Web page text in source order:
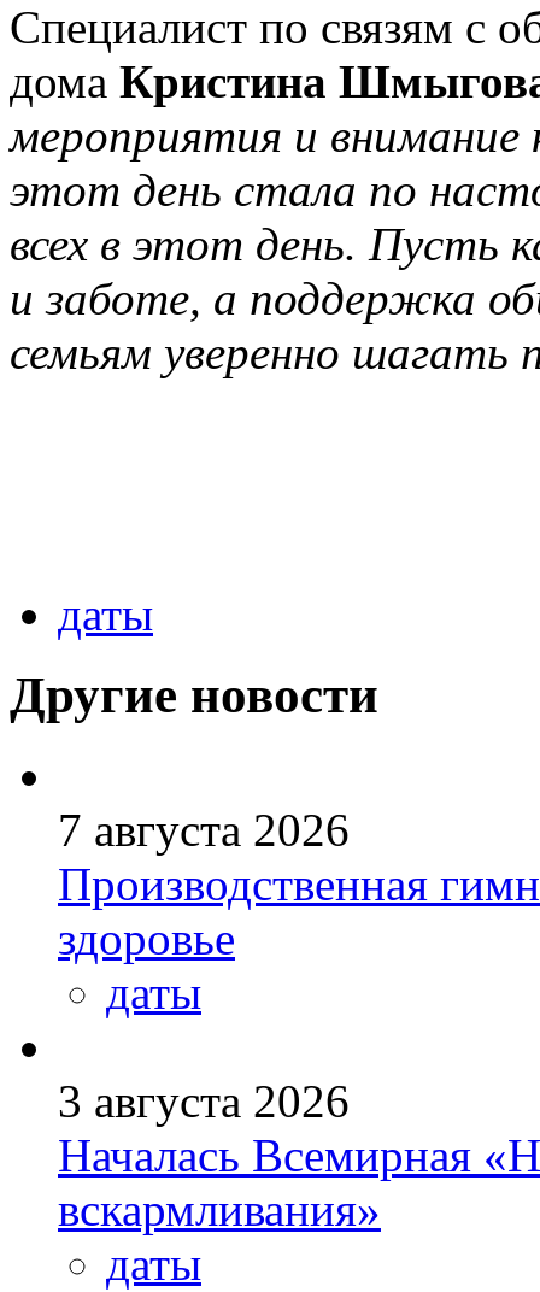
Специалист по связям с
дома Кристина
мероприятия и
этот день стала по
всех в этот день.
и заботе, а поддержка
семьям уверенно шагать
даты
Другие новости
7 августа 2026
Производственная
здоровье
даты
3 августа 2026
Началась Всемирная
вскармливания»
даты